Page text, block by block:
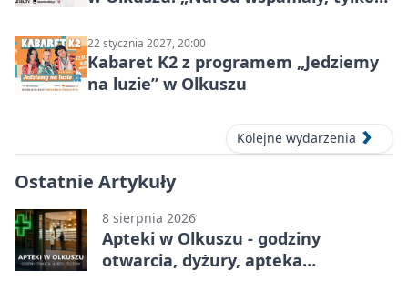
22 stycznia 2027, 20:00
Kabaret K2 z programem „Jedziemy
na luzie” w Olkuszu
Kolejne wydarzenia
Ostatnie Artykuły
8 sierpnia 2026
Apteki w Olkuszu - godziny
otwarcia, dyżury, apteka